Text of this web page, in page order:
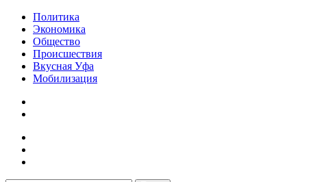
Политика
Экономика
Общество
Происшествия
Вкусная Уфа
Мобилизация